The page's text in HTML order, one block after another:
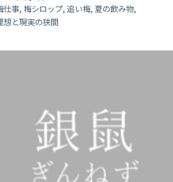
仕事, 梅シロップ, 追い梅, 夏の飲み物,
想と現実の狭間